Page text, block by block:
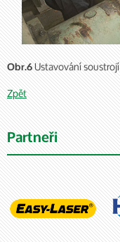
Obr.6Ustavování soustrojí
Zpět
Partneři